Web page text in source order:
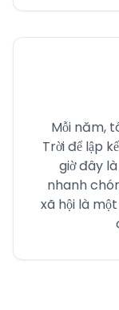
Mỗi năm,
Trời để lập
giờ đây
nhanh
xã hội là